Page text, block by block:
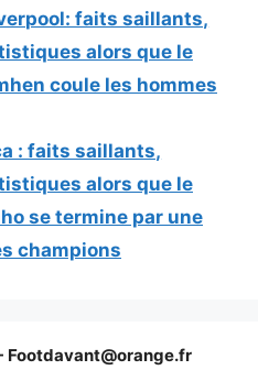
faits saillants,
alors que le
coule les hommes
: faits saillants,
alors que le
se termine par une
champions
Footdavant@orange.fr